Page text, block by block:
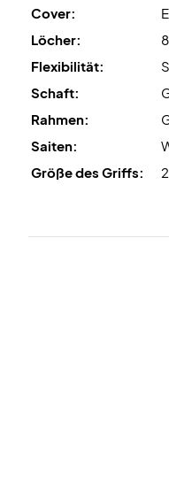
Cover:
Löcher:
Flexibilität:
Schaft:
Rahmen:
Saiten:
Größe des Griffs:
2